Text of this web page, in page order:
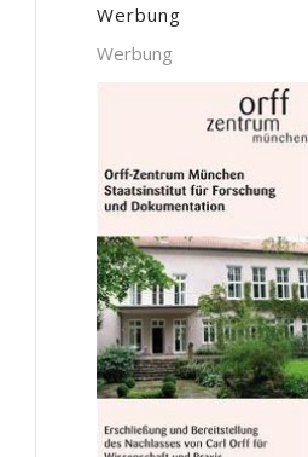
Werbung
Werbung